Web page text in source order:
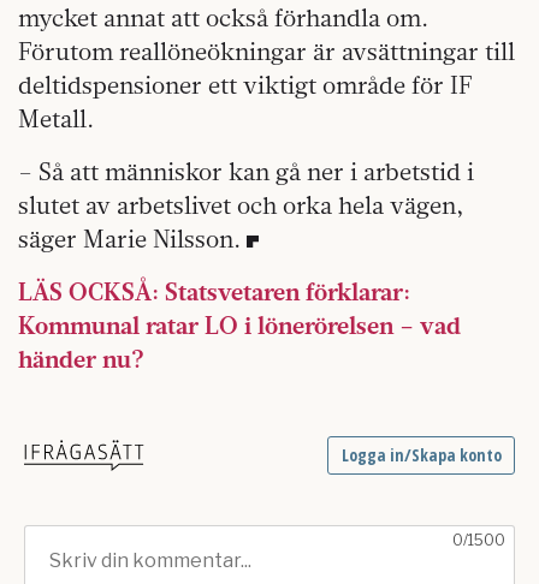
mycket annat att också förhandla om.
Förutom reallöneökningar är avsättningar till
deltidspensioner ett viktigt område för IF
Metall.
– Så att människor kan gå ner i arbetstid i
slutet av arbetslivet och orka hela vägen,
säger Marie Nilsson.
LÄS OCKSÅ: Statsvetaren förklarar:
Kommunal ratar LO i lönerörelsen – vad
händer nu?